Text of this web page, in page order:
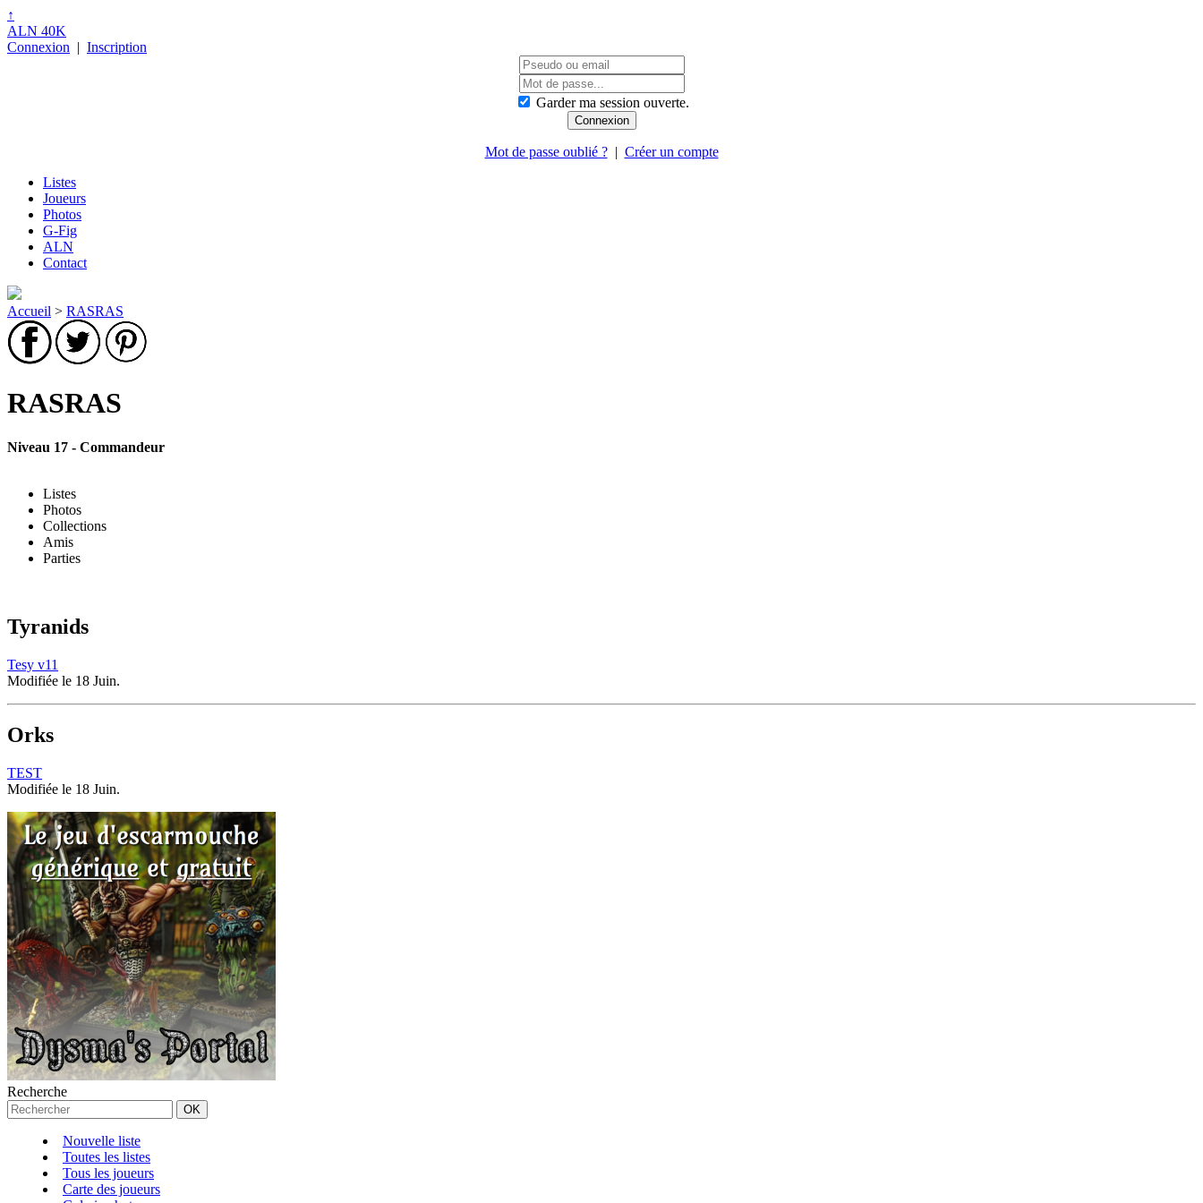
↑
ALN 40K
Connexion | Inscription
Garder ma session ouverte.
Mot de passe oublié ?| Créer un compte
Listes
Joueurs
Photos
G-Fig
ALN
Contact
Accueil > RASRAS
RASRAS
Niveau 17 - Commandeur
Listes
Photos
Collections
Amis
Parties
Tyranids
Tesy v11
Modifiée le 18 Juin.
Orks
TEST
Modifiée le 18 Juin.
Recherche
Nouvelle liste
Toutes les listes
Tous les joueurs
Carte des joueurs